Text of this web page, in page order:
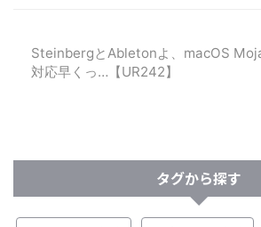
SteinbergとAbletonよ、macOS
対応早くっ…【UR242】
タグから探す